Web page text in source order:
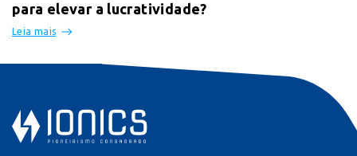
para elevar a lucratividade?
Leia mais